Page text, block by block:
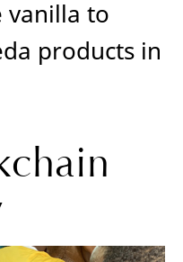
vanilla to
products in